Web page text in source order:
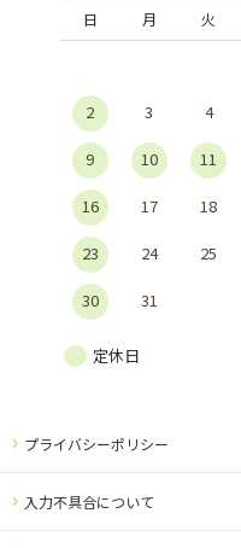
日 月 火
2 3 4
9 10 11
16 17 18
23 24 25
30 31
定休日
プライバシーポリシー
入力不具合について